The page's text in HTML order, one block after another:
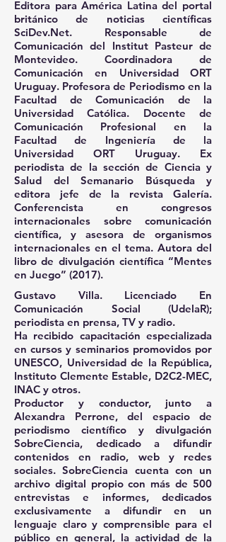
Editora para América Latina del portal
británico de noticias científicas
SciDev.Net. Responsable de
Comunicación del Institut Pasteur de
Montevideo. Coordinadora de
Comunicación en Universidad ORT
Uruguay. Profesora de Periodismo en la
Facultad de Comunicación de la
Universidad Católica. Docente de
Comunicación Profesional en la
Facultad de Ingeniería de la
Universidad ORT Uruguay. Ex
periodista de la sección de Ciencia y
Salud del Semanario Búsqueda y
editora jefe de la revista Galería.
Conferencista en congresos
internacionales sobre comunicación
científica, y asesora de organismos
internacionales en el tema. Autora del
libro de divulgación científica “Mentes
en Juego” (2017).
Gustavo Villa.Licenciado En
Comunicación Social (UdelaR);
periodista en prensa, TV y radio.
Ha recibido capacitación especializada
en cursos y seminarios promovidos por
UNESCO, Universidad de la República,
Instituto Clemente Estable, D2C2-MEC,
INAC y otros.
Productor y conductor, junto a
Alexandra Perrone, del espacio de
periodismo científico y divulgación
SobreCiencia, dedicado a difundir
contenidos en radio, web y redes
sociales. SobreCiencia cuenta con un
archivo digital propio con más de 500
entrevistas e informes, dedicados
exclusivamente a difundir en un
lenguaje claro y comprensible para el
público en general, la actividad de la